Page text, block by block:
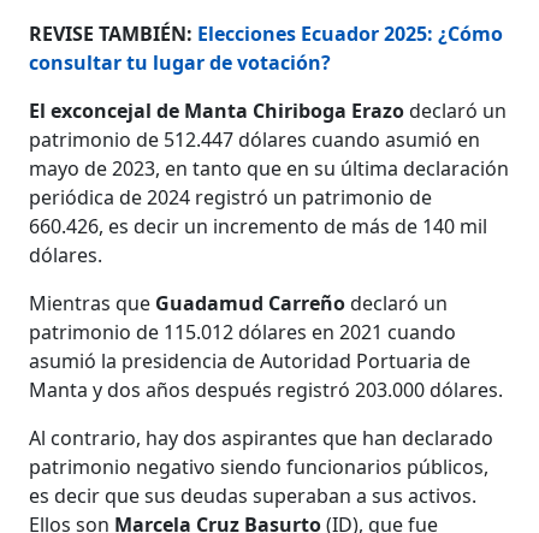
REVISE TAMBIÉN: Elecciones Ecuador 2025: ¿Cómo
consultar tu lugar de votación?
El exconcejal de Manta Chiriboga Erazodeclaró un
patrimonio de 512.447 dólares cuando asumió en
mayo de 2023, en tanto que en su última declaración
periódica de 2024 registró un patrimonio de
660.426, es decir un incremento de más de 140 mil
dólares.
Mientras que Guadamud Carreñodeclaró un
patrimonio de 115.012 dólares en 2021 cuando
asumió la presidencia de Autoridad Portuaria de
Manta y dos años después registró 203.000 dólares.
Al contrario, hay dos aspirantes que han declarado
patrimonio negativo siendo funcionarios públicos,
es decir que sus deudas superaban a sus activos.
Ellos son Marcela Cruz Basurto(ID), que fue